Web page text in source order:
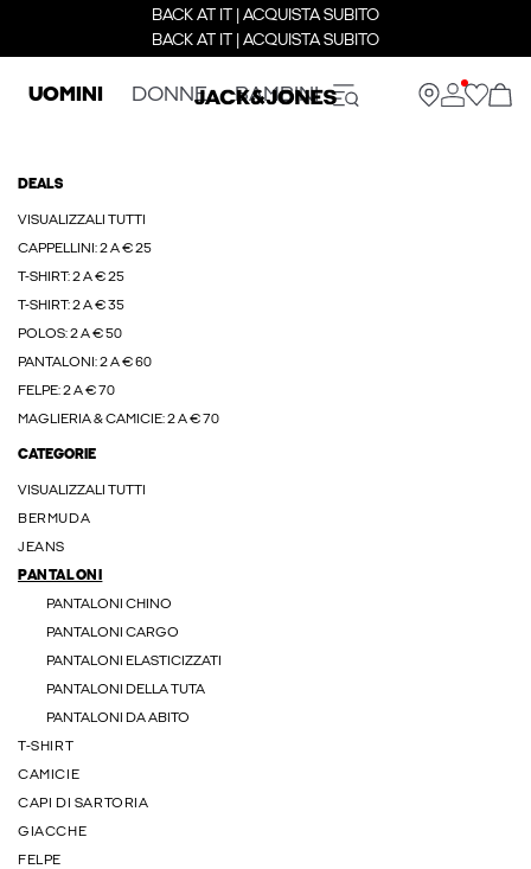
BACK AT IT | ACQUISTA SUBITO
BACK AT IT | ACQUISTA SUBITO
UOMINI DONNE BAMBINI
DEALS
VISUALIZZALI TUTTI
CAPPELLINI: 2 A € 25
T-SHIRT: 2 A € 25
T-SHIRT: 2 A € 35
POLOS: 2 A € 50
PANTALONI: 2 A € 60
FELPE: 2 A € 70
MAGLIERIA & CAMICIE: 2 A € 70
CATEGORIE
VISUALIZZALI TUTTI
BERMUDA
JEANS
PANTALONI
PANTALONI CHINO
PANTALONI CARGO
PANTALONI ELASTICIZZATI
PANTALONI DELLA TUTA
PANTALONI DA ABITO
T-SHIRT
CAMICIE
CAPI DI SARTORIA
GIACCHE
FELPE